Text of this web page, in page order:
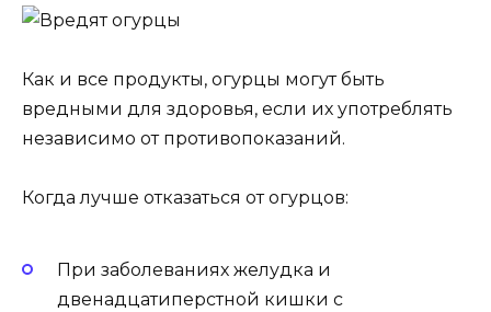
Как и все продукты, огурцы могут быть
вредными для здоровья, если их употреблять
независимо от противопоказаний.
Когда лучше отказаться от огурцов:
При заболеваниях желудка и
двенадцатиперстной кишки с